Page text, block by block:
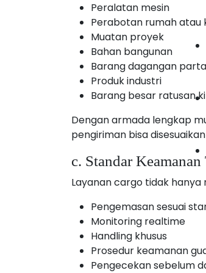
Peralatan mesin
Perabotan rumah atau
Muatan proyek
Bahan bangunan
Barang dagangan
Produk industri
Barang besar ratusan
Dengan armada lengkap
pengiriman bisa
c. Standar
Layanan cargo tidak
Pengemasan sesuai
Monitoring realtime
Handling khusus
Prosedur keamanan
Pengecekan sebelum